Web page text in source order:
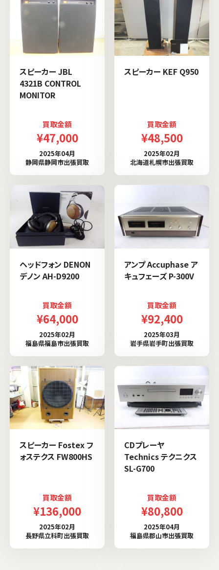
スピーカー JBL
4321B CONTROL
MONITOR
買取金額
¥47,000
2025年04月
静岡県静岡市出張買取
スピーカー KEF Q950
買取金額
¥48,500
2025年02月
北海道札幌市出張買取
ヘッドフォン DENON
デノン AH-D9200
買取金額
¥64,000
2025年02月
福島県福島市出張買取
アンプ Accuphase ア
キュフェーズ P-300V
買取金額
¥92,400
2025年03月
岩手県岩手町出張買取
スピーカー Fostex フ
ォステクス FW800HS
買取金額
¥136,000
2025年02月
長野県立科町出張買取
CDプレーヤ
Technics テクニクス
SL-G700
買取金額
¥80,800
2025年04月
福島県郡山市出張買取